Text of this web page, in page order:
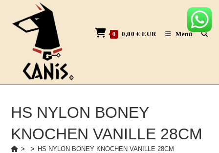
springen
0 0,00€ EUR Menü
HS NYLON BONEY
KNOCHEN VANILLE 28CM
> > HS NYLON BONEY KNOCHEN VANILLE 28CM